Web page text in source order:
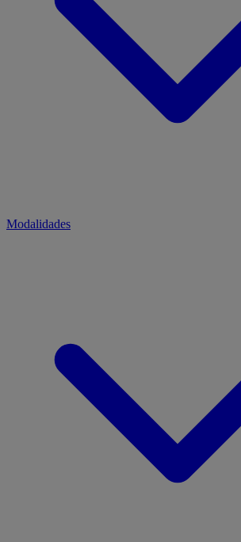
Modalidades